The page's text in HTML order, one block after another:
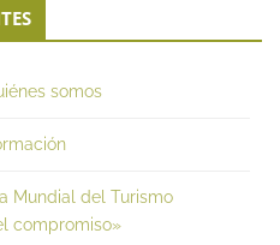
somos
Mundial del Turismo
compromiso»